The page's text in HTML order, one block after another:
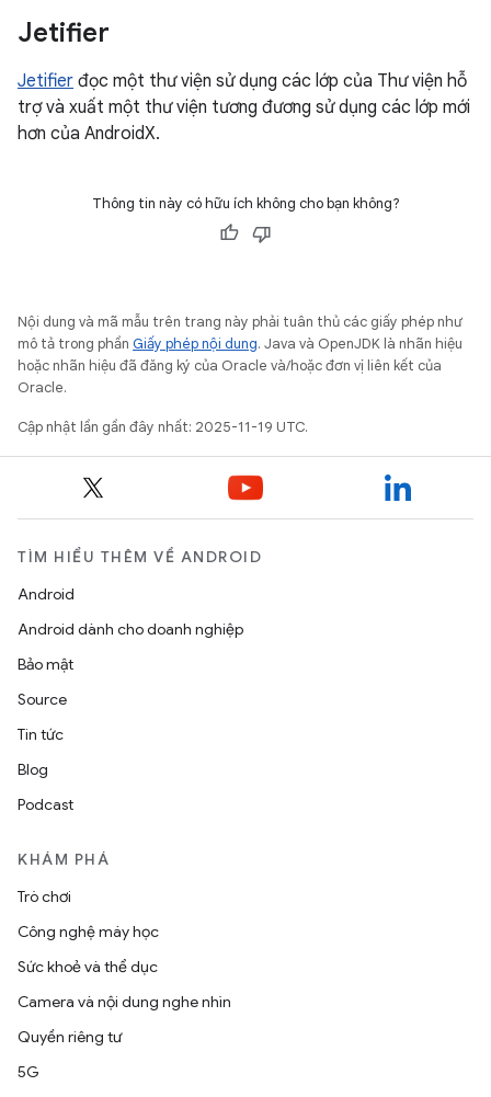
Jetifier
Jetifier đọc một thư viện sử dụng các lớp của Thư viện hỗ
trợ và xuất một thư viện tương đương sử dụng các lớp mới
hơn của AndroidX.
Thông tin này có hữu ích không cho bạn không?
Nội dung và mã mẫu trên trang này phải tuân thủ các giấy phép như
mô tả trong phần Giấy phép nội dung. Java và OpenJDK là nhãn hiệu
hoặc nhãn hiệu đã đăng ký của Oracle và/hoặc đơn vị liên kết của
Oracle.
Cập nhật lần gần đây nhất: 2025-11-19 UTC.
TÌM HIỂU THÊM VỀ ANDROID
Android
Android dành cho doanh nghiệp
Bảo mật
Source
Tin tức
Blog
Podcast
KHÁM PHÁ
Trò chơi
Công nghệ máy học
Sức khoẻ và thể dục
Camera và nội dung nghe nhìn
Quyền riêng tư
5G